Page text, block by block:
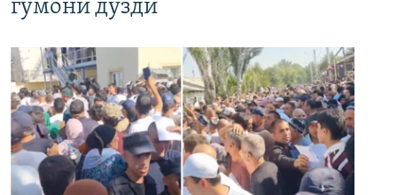
гумони дуздӣ